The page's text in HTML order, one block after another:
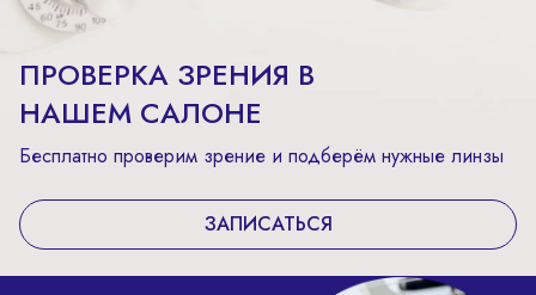
ПРОВЕРКА ЗРЕНИЯ В
НАШЕМ САЛОНЕ
Бесплатно проверим зрение и подберём нужные линзы
ЗАПИСАТЬСЯ